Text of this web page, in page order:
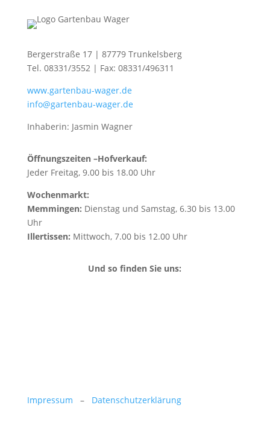
Bergerstraße 17 | 87779 Trunkelsberg
Tel. 08331/3552 | Fax: 08331/496311
www.gartenbau-wager.de
info@gartenbau-wager.de
Inhaberin: Jasmin Wagner
Öffnungszeiten –Hofverkauf:
Jeder Freitag, 9.00 bis 18.00 Uhr
Wochenmarkt:
Memmingen: Dienstag und Samstag, 6.30 bis 13.00
Uhr
Illertissen: Mittwoch, 7.00 bis 12.00 Uhr
Und so finden Sie uns:
Impressum – Datenschutzerklärung